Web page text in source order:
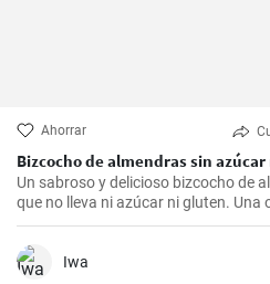
Ahorrar
Bizcocho de almendras sin
Un sabroso y delicioso bizcocho de
que no lleva ni azúcar ni gluten. Una
adaptar a muchas personas.
Iwa